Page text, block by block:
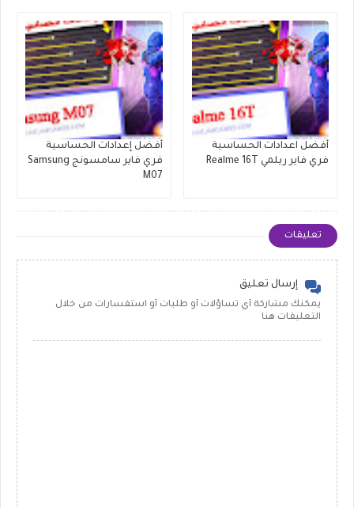
أفضل اعدادات الحساسية
فري فاير ريلمي Realme 16T
أفضل إعدادات الحساسية
فري فاير سامسونج Samsung
M07
تعليقات
إرسال تعليق
يمكنك مشاركة أي تساؤلات أو طلبات أو استفسارات من خلال
التعليقات هنا